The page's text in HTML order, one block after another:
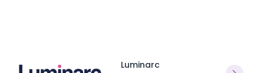
Luminarc